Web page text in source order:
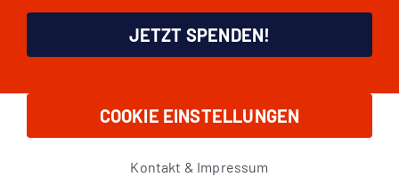
JETZT SPENDEN!
COOKIE EINSTELLUNGEN
Kontakt & Impressum